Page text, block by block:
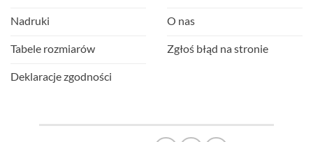
Nadruki
Tabele rozmiarów
Deklaracje zgodności
O nas
Zgłoś błąd na stronie